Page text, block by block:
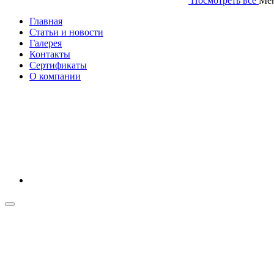
Главная
Статьи и новости
Галерея
Контакты
Сертификаты
О компании